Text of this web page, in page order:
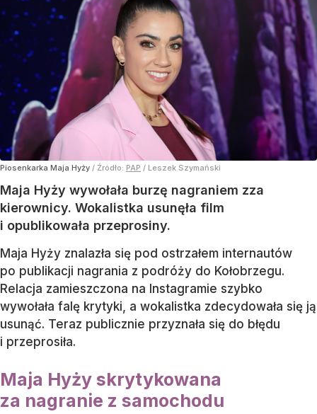
Piosenkarka Maja Hyży / Źródło: PAP / Leszek Szymański
Maja Hyży wywołała burzę nagraniem zza
kierownicy. Wokalistka usunęła film
i opublikowała przeprosiny.
Maja Hyży znalazła się pod ostrzałem internautów
po publikacji nagrania z podróży do Kołobrzegu.
Relacja zamieszczona na Instagramie szybko
wywołała falę krytyki, a wokalistka zdecydowała się ją
usunąć. Teraz publicznie przyznała się do błędu
i przeprosiła.
Maja Hyży skrytykowana
za nagranie z samochodu